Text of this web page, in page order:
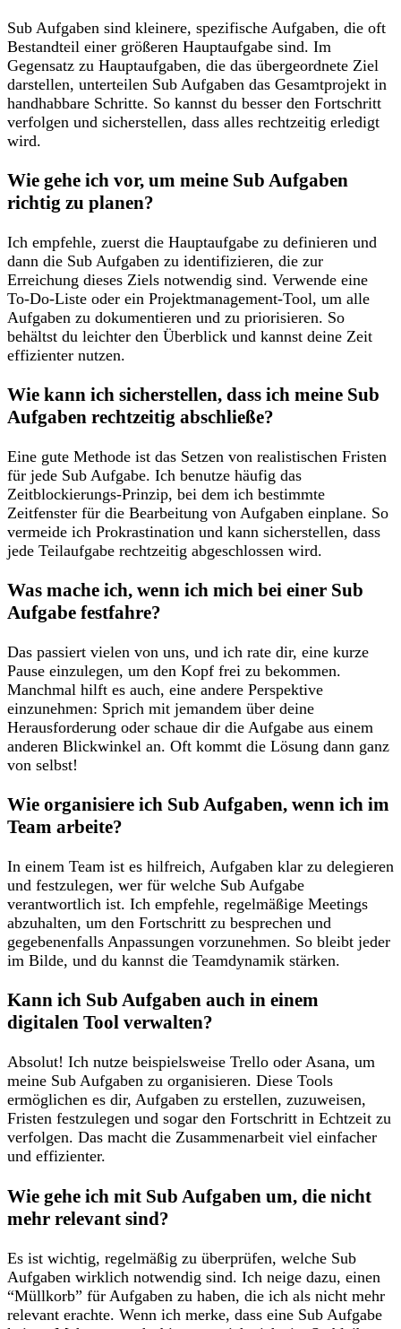
Sub Aufgaben sind kleinere, spezifische Aufgaben, die⁤ oft
Bestandteil einer größeren Hauptaufgabe sind.⁢ Im
Gegensatz zu Hauptaufgaben, die das⁣ übergeordnete Ziel⁢
darstellen, unterteilen ⁢Sub ⁤Aufgaben das Gesamtprojekt‍ in
handhabbare Schritte. So kannst du besser den Fortschritt
verfolgen und sicherstellen, dass alles rechtzeitig erledigt
wird.
Wie gehe ich⁣ vor, ⁣um meine Sub ⁤Aufgaben
‌richtig⁣ zu​ planen?
Ich empfehle, zuerst die Hauptaufgabe zu definieren und
dann die ⁤Sub Aufgaben‍ zu identifizieren, ‌die zur
⁢Erreichung dieses Ziels notwendig sind. Verwende​ eine
To-Do-Liste oder⁤ ein Projektmanagement-Tool, um alle
Aufgaben zu dokumentieren und zu priorisieren.⁢ So
behältst ⁢du leichter den Überblick und kannst deine Zeit
effizienter nutzen.
Wie kann ich sicherstellen, dass ich meine Sub
Aufgaben rechtzeitig abschließe?
Eine gute ⁢Methode ist das Setzen von realistischen Fristen
⁣für⁢ jede Sub⁣ Aufgabe. Ich benutze ‍häufig das⁣
Zeitblockierungs-Prinzip,​ bei dem ich bestimmte
Zeitfenster für die Bearbeitung ‍von Aufgaben einplane. So
vermeide ⁢ich⁤ Prokrastination‌ und kann‍ sicherstellen, dass
jede Teilaufgabe rechtzeitig ‌abgeschlossen ​wird.
Was mache⁢ ich, ⁢wenn ⁣ich mich bei‌ einer Sub⁢
Aufgabe festfahre?
Das passiert vielen von uns, und ich rate dir,​ eine kurze
Pause ‍einzulegen, um den⁢ Kopf frei zu bekommen.
‌Manchmal hilft es auch, eine andere‍ Perspektive
einzunehmen:⁢ Sprich mit jemandem über ⁤deine
⁤Herausforderung oder schaue dir ​die Aufgabe aus⁤ einem
anderen Blickwinkel ​an.⁤ Oft kommt die Lösung dann ​ganz
von selbst!
Wie ⁢organisiere ich Sub Aufgaben, wenn ich ⁣im ​
Team arbeite?
In ⁤einem Team ist es hilfreich, Aufgaben ​klar zu‍ delegieren
und festzulegen,⁢ wer für welche ⁤Sub Aufgabe
verantwortlich ist. Ich empfehle, regelmäßige Meetings
abzuhalten, um den ⁣Fortschritt⁤ zu​ besprechen und
⁢gegebenenfalls ‍Anpassungen vorzunehmen. So bleibt jeder‌
im Bilde, und du ⁤kannst die Teamdynamik​ stärken.
Kann ich⁤ Sub ​Aufgaben‍ auch ⁢in‍ einem⁢
digitalen ⁣Tool verwalten?
Absolut! Ich nutze ‌beispielsweise Trello oder Asana, ‌um
meine Sub Aufgaben zu organisieren. Diese Tools
ermöglichen es dir, ​Aufgaben zu erstellen,⁢ zuzuweisen,
Fristen festzulegen⁣ und sogar den Fortschritt⁢ in ⁤Echtzeit zu
verfolgen. ⁢Das macht ⁢die Zusammenarbeit viel einfacher
und⁤ effizienter.
Wie gehe ich ‌mit⁢ Sub⁤ Aufgaben um, die nicht
mehr relevant sind?
Es ist wichtig, regelmäßig⁢ zu überprüfen, welche Sub ​
Aufgaben⁤ wirklich​ notwendig sind. Ich​ neige⁢ dazu, einen
“Müllkorb” für Aufgaben ​zu haben,‌ die ich als nicht mehr
relevant erachte. Wenn ich⁤ merke, dass⁣ eine Sub Aufgabe